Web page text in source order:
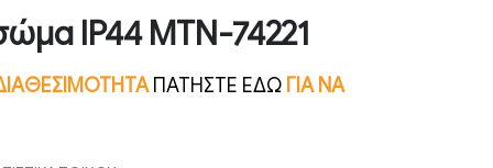
IP44 MTN-74221
ΠΑΤΗΣΤΕ ΕΔΩ ΓΙΑ ΝΑ